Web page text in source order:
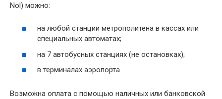
Nol) можно:
на любой станции метрополитена в кассах или
специальных автоматах;
на 7 автобусных станциях (не остановках);
в терминалах аэропорта.
Возможна оплата с помощью наличных или банковской